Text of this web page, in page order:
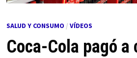
SALUD Y CONSUMO / VÍDEOS
Coca-Cola pagó